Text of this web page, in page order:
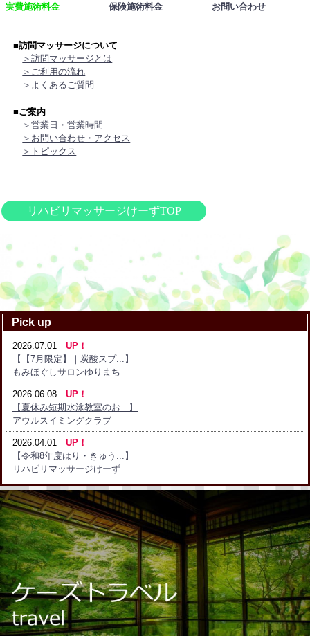
実費施術料金 保険施術料金 お問い合わせ
■訪問マッサージについて
＞訪問マッサージとは
＞ご利用の流れ
＞よくあるご質問
■ご案内
＞営業日・営業時間
＞お問い合わせ・アクセス
＞トピックス
リハビリマッサージけーずTOP
Pick up
2026.07.01 UP！
【【7月限定】｜炭酸スプ...】
もみほぐしサロンゆりまち
2026.06.08 UP！
【夏休み短期水泳教室のお...】
アウルスイミングクラブ
2026.04.01 UP！
【令和8年度はり・きゅう...】
リハビリマッサージけーず